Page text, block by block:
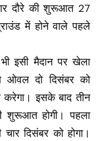
दौरे की शुरूआत 27
में होने वाले पहले
इसी मैदान पर खेला
ओवल दो दिसंबर को
इसके बाद तीन
शुरूआत होगी। पहला
दिसंबर को होगा।